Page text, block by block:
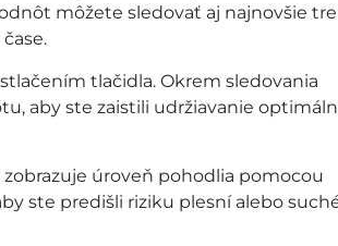
môžete sledovať aj najnovšie
tlačidla. Okrem sledovania
aby ste zaistili udržiavanie
úroveň pohodlia pomocou
ste predišli riziku plesní alebo